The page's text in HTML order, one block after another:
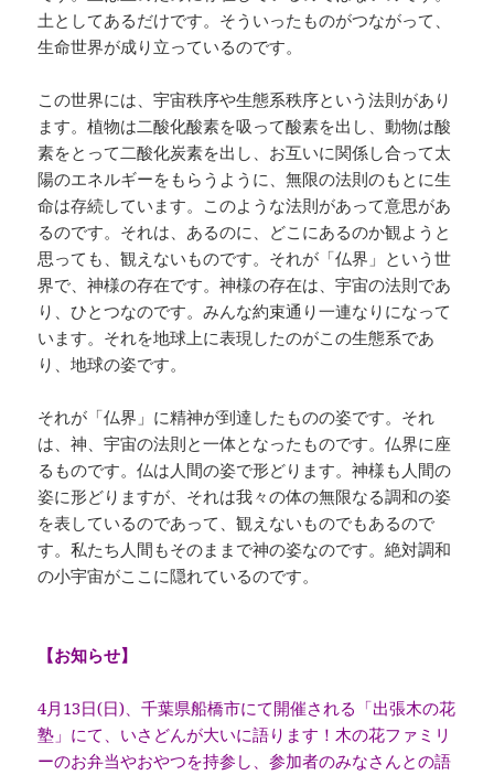
土としてあるだけです。そういったものがつながって、
生命世界が成り立っているのです。
この世界には、宇宙秩序や生態系秩序という法則があり
ます。植物は二酸化酸素を吸って酸素を出し、動物は酸
素をとって二酸化炭素を出し、お互いに関係し合って太
陽のエネルギーをもらうように、無限の法則のもとに生
命は存続しています。このような法則があって意思があ
るのです。それは、あるのに、どこにあるのか観ようと
思っても、観えないものです。それが「仏界」という世
界で、神様の存在です。神様の存在は、宇宙の法則であ
り、ひとつなのです。みんな約束通り一連なりになって
います。それを地球上に表現したのがこの生態系であ
り、地球の姿です。
それが「仏界」に精神が到達したものの姿です。それ
は、神、宇宙の法則と一体となったものです。仏界に座
るものです。仏は人間の姿で形どります。神様も人間の
姿に形どりますが、それは我々の体の無限なる調和の姿
を表しているのであって、観えないものでもあるので
す。私たち人間もそのままで神の姿なのです。絶対調和
の小宇宙がここに隠れているのです。
【お知らせ】
4月13日(日)、千葉県船橋市にて開催される「出張木の花
塾」にて、いさどんが大いに語ります！木の花ファミリ
ーのお弁当やおやつを持参し、参加者のみなさんとの語